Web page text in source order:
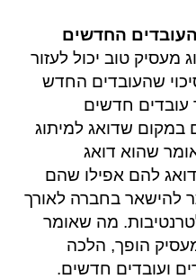
החדשים
מעסיק טוב יכול לעזור
שהעובדים החדש
עובדים חדשים
במקום שדואג למיתוג
שהוא דואג
להם אפילו שהם
להישאר בחברה לאורך
מה שאומר
הופך, הלכה
ועובדים חדשים.